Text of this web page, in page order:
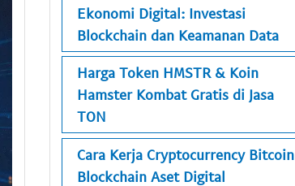
Ekonomi Digital: Investasi
Blockchain dan Keamanan Data
Harga Token HMSTR & Koin
Hamster Kombat Gratis di Jasa
TON
Cara Kerja Cryptocurrency Bitcoin
Blockchain Aset Digital